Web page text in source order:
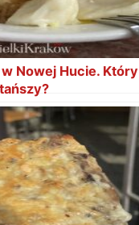
Nowej Hucie. Który